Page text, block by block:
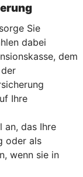
Sie
dabei
dem
Ihre
an, das Ihre
oder als
wenn sie in